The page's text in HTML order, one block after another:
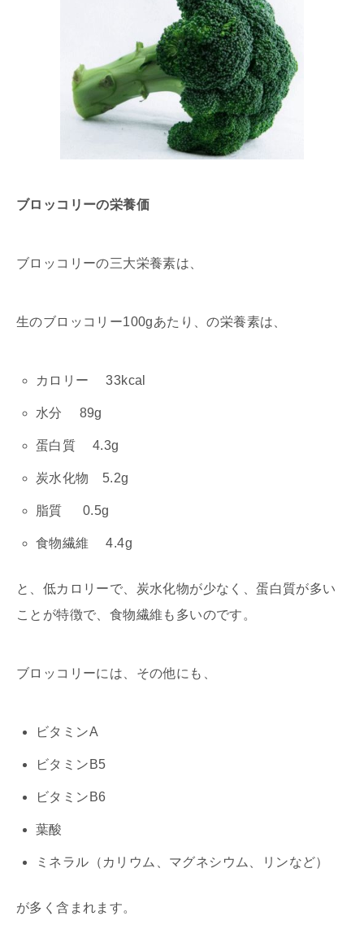
ブロッコリーの栄養価
ブロッコリーの三大栄養素は、
生のブロッコリー100gあたり、の栄養素は、
カロリー 33kcal
水分 89g
蛋白質 4.3g
炭水化物 5.2g
脂質 0.5g
食物繊維 4.4g
と、低カロリーで、炭水化物が少なく、蛋白質が多い
ことが特徴で、食物繊維も多いのです。
ブロッコリーには、その他にも、
ビタミンA
ビタミンB5
ビタミンB6
葉酸
ミネラル（カリウム、マグネシウム、リンなど）
が多く含まれます。